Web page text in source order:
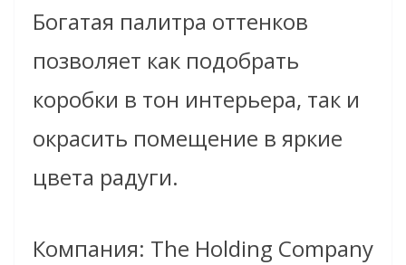
Богатая палитра оттенков
позволяет как подобрать
коробки в тон интерьера, так и
окрасить помещение в яркие
цвета радуги.
Компания: The Holding Company